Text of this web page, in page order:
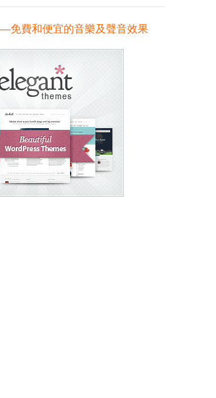
免費和便宜的音樂及聲音效果